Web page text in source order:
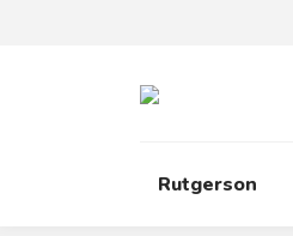
Rutgerson